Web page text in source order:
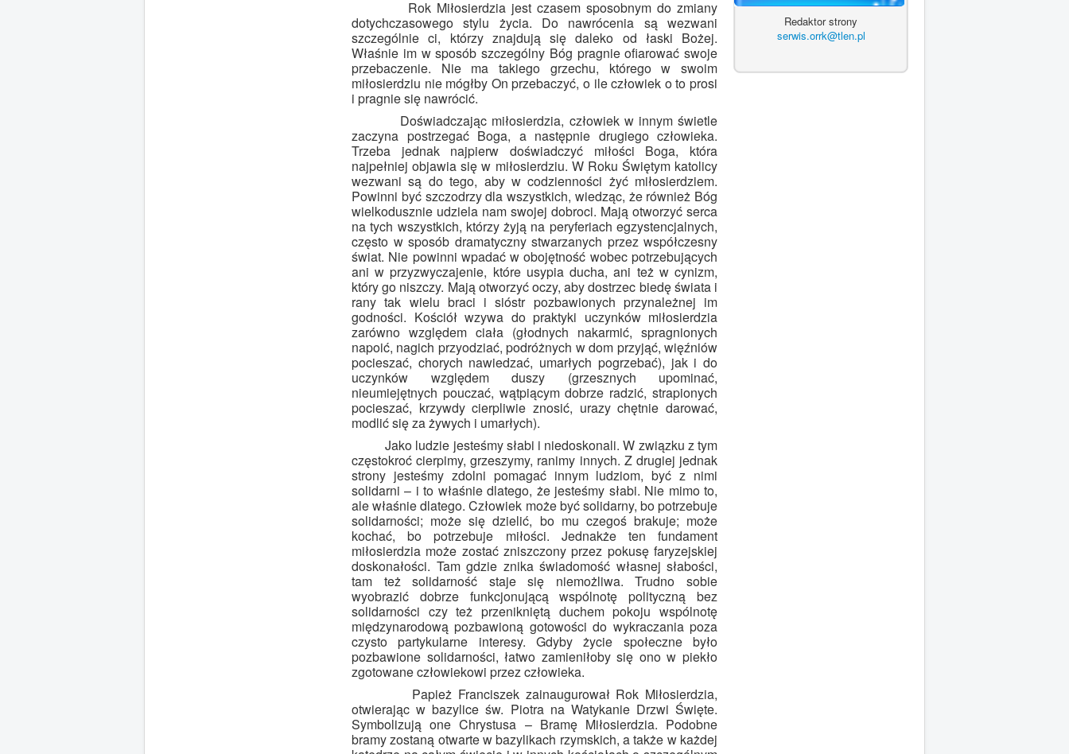
Rok Miłosierdzia jest czasem sposobnym do zmiany
dotychczasowego stylu życia. Do nawrócenia są wezwani
szczególnie ci, którzy znajdują się daleko od łaski Bożej.
Właśnie im w sposób szczególny Bóg pragnie ofiarować swoje
przebaczenie. Nie ma takiego grzechu, którego w swoim
miłosierdziu nie mógłby On przebaczyć, o ile człowiek o to prosi
i pragnie się nawrócić.
Doświadczając miłosierdzia, człowiek w innym świetle
zaczyna postrzegać Boga, a następnie drugiego człowieka.
Trzeba jednak najpierw doświadczyć miłości Boga, która
najpełniej objawia się w miłosierdziu. W Roku Świętym katolicy
wezwani są do tego, aby w codzienności żyć miłosierdziem.
Powinni być szczodrzy dla wszystkich, wiedząc, że również Bóg
wielkodusznie udziela nam swojej dobroci. Mają otworzyć serca
na tych wszystkich, którzy żyją na peryferiach egzystencjalnych,
często w sposób dramatyczny stwarzanych przez współczesny
świat. Nie powinni wpadać w obojętność wobec potrzebujących
ani w przyzwyczajenie, które usypia ducha, ani też w cynizm,
który go niszczy. Mają otworzyć oczy, aby dostrzec biedę świata i
rany tak wielu braci i sióstr pozbawionych przynależnej im
godności. Kościół wzywa do praktyki uczynków miłosierdzia
zarówno względem ciała (głodnych nakarmić, spragnionych
napoić, nagich przyodziać, podróżnych w dom przyjąć, więźniów
pocieszać, chorych nawiedzać, umarłych pogrzebać), jak i do
uczynków względem duszy (grzesznych upominać,
nieumiejętnych pouczać, wątpiącym dobrze radzić, strapionych
pocieszać, krzywdy cierpliwie znosić, urazy chętnie darować,
modlić się za żywych i umarłych).
Jako ludzie jesteśmy słabi i niedoskonali. W związku z tym
częstokroć cierpimy, grzeszymy, ranimy innych. Z drugiej jednak
strony jesteśmy zdolni pomagać innym ludziom, być z nimi
solidarni – i to właśnie dlatego, że jesteśmy słabi. Nie mimo to,
ale właśnie dlatego. Człowiek może być solidarny, bo potrzebuje
solidarności; może się dzielić, bo mu czegoś brakuje; może
kochać, bo potrzebuje miłości. Jednakże ten fundament
miłosierdzia może zostać zniszczony przez pokusę faryzejskiej
doskonałości. Tam gdzie znika świadomość własnej słabości,
tam też solidarność staje się niemożliwa. Trudno sobie
wyobrazić dobrze funkcjonującą wspólnotę polityczną bez
solidarności czy też przenikniętą duchem pokoju wspólnotę
międzynarodową pozbawioną gotowości do wykraczania poza
czysto partykularne interesy. Gdyby życie społeczne było
pozbawione solidarności, łatwo zamieniłoby się ono w piekło
zgotowane człowiekowi przez człowieka.
Papież Franciszek zainaugurował Rok Miłosierdzia,
otwierając w bazylice św. Piotra na Watykanie Drzwi Święte.
Symbolizują one Chrystusa – Bramę Miłosierdzia. Podobne
bramy zostaną otwarte w bazylikach rzymskich, a także w każdej
Redaktor strony
serwis.orrk@tlen.pl